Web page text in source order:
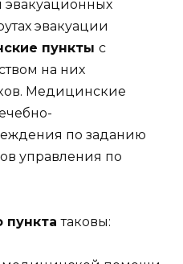
эвакуации
пункты с
на них
Медицинские
по заданию
управления по
пунктатаковы: